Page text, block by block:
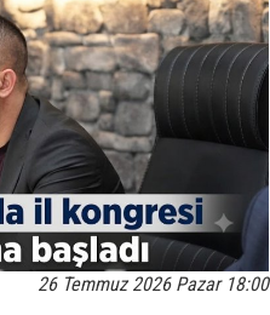
26 Temmuz 2026 Pazar 18:00